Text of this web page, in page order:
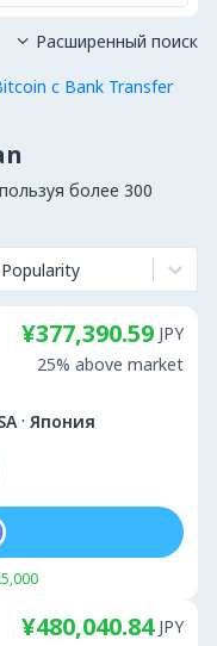
с Bank Transfer
 Расширенный поиск
более 300
Popularity
· Япония
¥377,390.59 JPY
25% above market
¥480,040.84 JPY